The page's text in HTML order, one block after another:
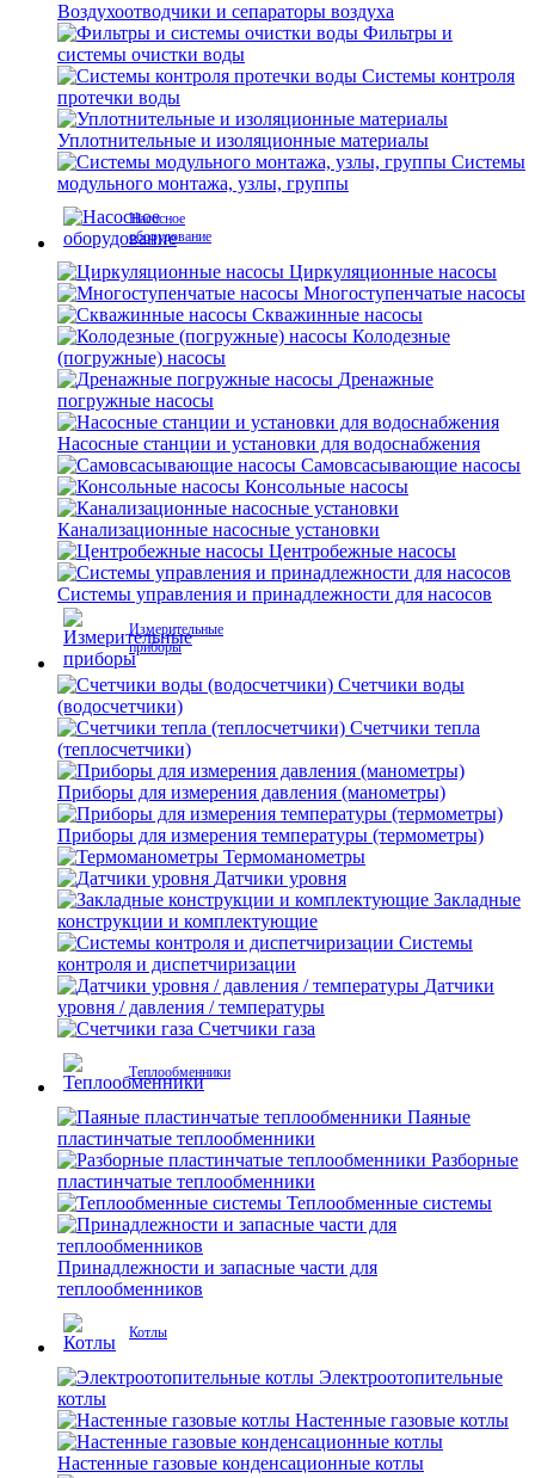
Воздухоотводчики и сепараторы воздуха
Фильтры и
системы очистки воды
Системы контроля
протечки воды
Уплотнительные и изоляционные материалы
Системы
модульного монтажа, узлы, группы
Насосное
оборудование
Циркуляционные насосы
Многоступенчатые насосы
Скважинные насосы
Колодезные
(погружные) насосы
Дренажные
погружные насосы
Насосные станции и установки для водоснабжения
Самовсасывающие насосы
Консольные насосы
Канализационные насосные установки
Центробежные насосы
Системы управления и принадлежности для насосов
Измерительные
приборы
Счетчики воды
(водосчетчики)
Счетчики тепла
(теплосчетчики)
Приборы для измерения давления (манометры)
Приборы для измерения температуры (термометры)
Термоманометры
Датчики уровня
Закладные
конструкции и комплектующие
Системы
контроля и диспетчиризации
Датчики
уровня / давления / температуры
Счетчики газа
Теплообменники
Паяные
пластинчатые теплообменники
Разборные
пластинчатые теплообменники
Теплообменные системы
Принадлежности и запасные части для
теплообменников
Котлы
Электроотопительные
котлы
Настенные газовые котлы
Настенные газовые конденсационные котлы